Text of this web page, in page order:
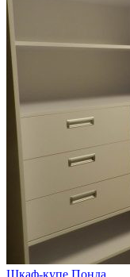
Шкаф-купе Понда